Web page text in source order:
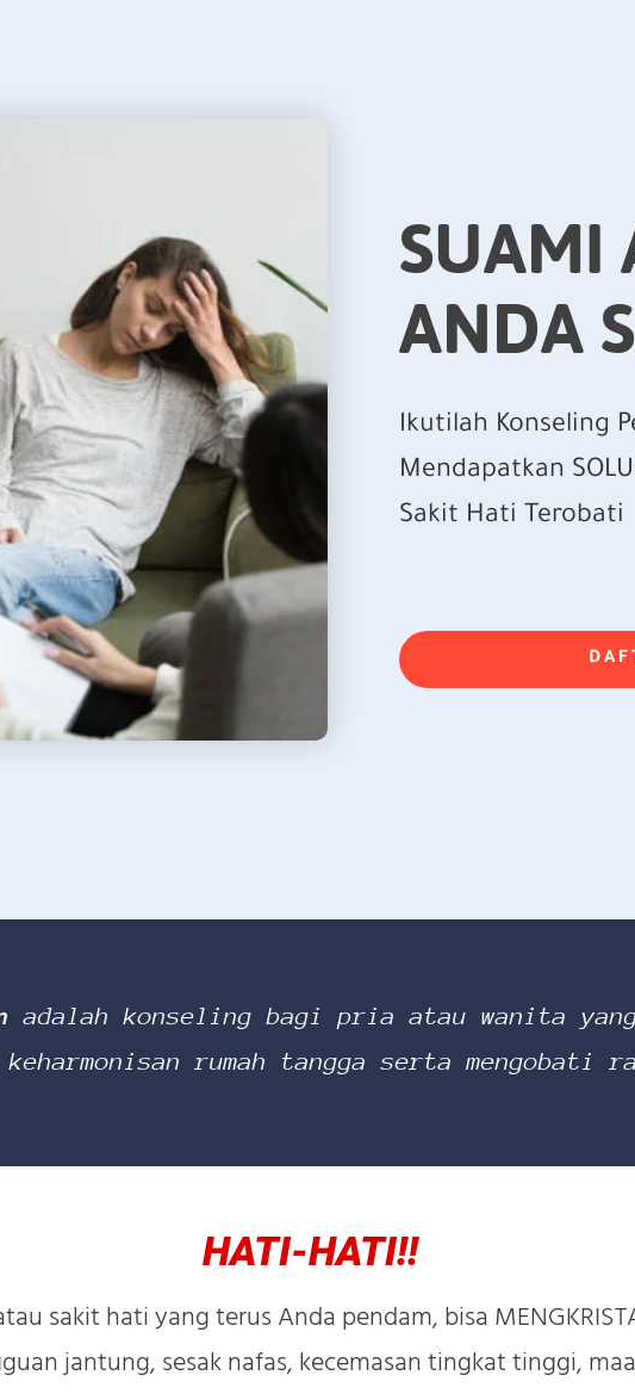
SUAMI
ANDA
Ikutilah Konseling
Mendapatkan
Sakit Hati Terobati
adalah konseling bagi pria atau wanita yang
keharmonisan rumah tangga serta
HATI-HATI!!
sakit hati yang terus Anda pendam, bisa
jantung, sesak nafas, kecemasan tingkat tinggi,